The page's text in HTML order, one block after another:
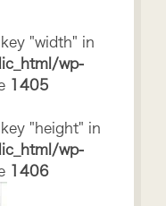
"width" in
wp-
1405
"height" in
wp-
1406